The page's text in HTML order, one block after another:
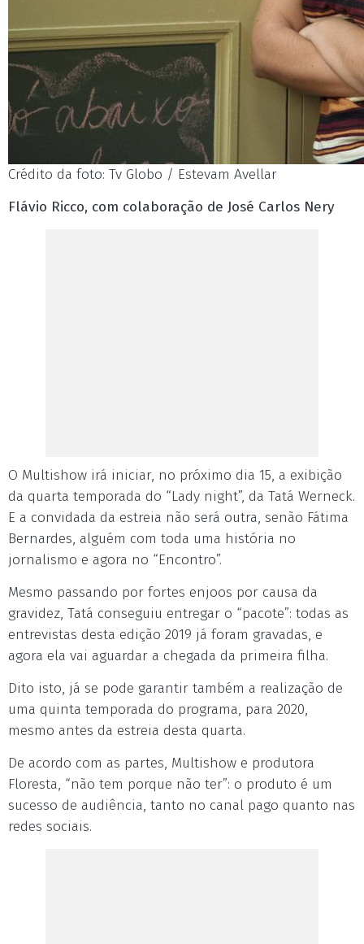
Crédito da foto: Tv Globo / Estevam Avellar
Flávio Ricco, com colaboração de José Carlos Nery
O Multishow irá iniciar, no próximo dia 15, a exibição
da quarta temporada do “Lady night”, da Tatá Werneck.
E a convidada da estreia não será outra, senão Fátima
Bernardes, alguém com toda uma história no
jornalismo e agora no “Encontro”.
Mesmo passando por fortes enjoos por causa da
gravidez, Tatá conseguiu entregar o “pacote”: todas as
entrevistas desta edição 2019 já foram gravadas, e
agora ela vai aguardar a chegada da primeira filha.
Dito isto, já se pode garantir também a realização de
uma quinta temporada do programa, para 2020,
mesmo antes da estreia desta quarta.
De acordo com as partes, Multishow e produtora
Floresta, “não tem porque não ter”: o produto é um
sucesso de audiência, tanto no canal pago quanto nas
redes sociais.